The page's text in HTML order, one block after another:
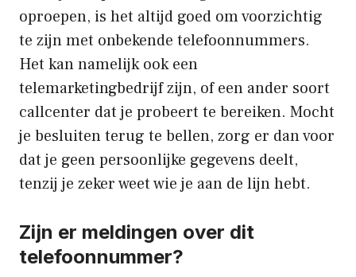
oproepen, is het altijd goed om voorzichtig
te zijn met onbekende telefoonnummers.
Het kan namelijk ook een
telemarketingbedrijf zijn, of een ander soort
callcenter dat je probeert te bereiken. Mocht
je besluiten terug te bellen, zorg er dan voor
dat je geen persoonlijke gegevens deelt,
tenzij je zeker weet wie je aan de lijn hebt.
Zijn er meldingen over dit
telefoonnummer?